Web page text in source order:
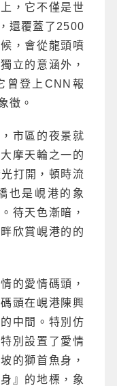
，它不僅是世
還覆蓋了2500
，會從龍頭噴
立的意涵外，
曾登上CNN報
徵。
市區的夜景就
摩天輪之一的
打開，頓時流
也是峴港的象
待天色漸暗，
欣賞峴港的的
的愛情碼頭，
頭在峴港陳興
中間。特別仿
別設置了愛情
的獅首魚身，
』的地標，象